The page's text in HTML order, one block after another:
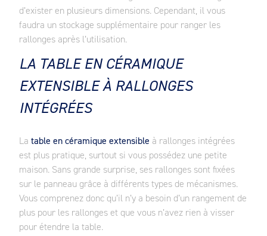
d’exister en plusieurs dimensions. Cependant, il vous
faudra un stockage supplémentaire pour ranger les
rallonges après l’utilisation.
LA TABLE EN CÉRAMIQUE
EXTENSIBLE À RALLONGES
INTÉGRÉES
La table en céramique extensible à rallonges intégrées
est plus pratique, surtout si vous possédez une petite
maison. Sans grande surprise, ses rallonges sont fixées
sur le panneau grâce à différents types de mécanismes.
Vous comprenez donc qu’il n’y a besoin d’un rangement de
plus pour les rallonges et que vous n’avez rien à visser
pour étendre la table.